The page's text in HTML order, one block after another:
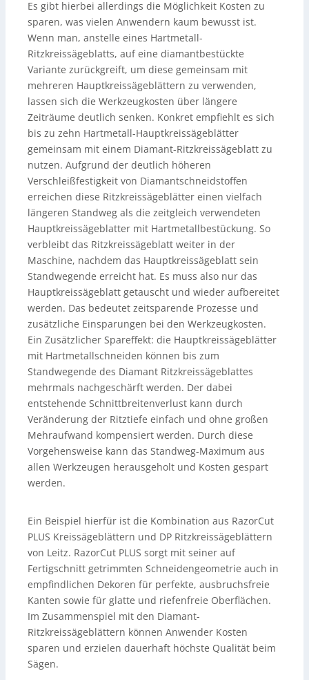
Es gibt hierbei allerdings die Möglichkeit Kosten zu
sparen, was vielen Anwendern kaum bewusst ist.
Wenn man, anstelle eines Hartmetall-
Ritzkreissägeblatts, auf eine diamantbestückte
Variante zurückgreift, um diese gemeinsam mit
mehreren Hauptkreissägeblättern zu verwenden,
lassen sich die Werkzeugkosten über längere
Zeiträume deutlich senken. Konkret empfiehlt es sich
bis zu zehn Hartmetall-Hauptkreissägeblätter
gemeinsam mit einem Diamant-Ritzkreissägeblatt zu
nutzen. Aufgrund der deutlich höheren
Verschleißfestigkeit von Diamantschneidstoffen
erreichen diese Ritzkreissägeblätter einen vielfach
längeren Standweg als die zeitgleich verwendeten
Hauptkreissägeblatter mit Hartmetallbestückung. So
verbleibt das Ritzkreissägeblatt weiter in der
Maschine, nachdem das Hauptkreissägeblatt sein
Standwegende erreicht hat. Es muss also nur das
Hauptkreissägeblatt getauscht und wieder aufbereitet
werden. Das bedeutet zeitsparende Prozesse und
zusätzliche Einsparungen bei den Werkzeugkosten.
Ein Zusätzlicher Spareffekt: die Hauptkreissägeblätter
mit Hartmetallschneiden können bis zum
Standwegende des Diamant Ritzkreissägeblattes
mehrmals nachgeschärft werden. Der dabei
entstehende Schnittbreitenverlust kann durch
Veränderung der Ritztiefe einfach und ohne großen
Mehraufwand kompensiert werden. Durch diese
Vorgehensweise kann das Standweg-Maximum aus
allen Werkzeugen herausgeholt und Kosten gespart
werden.
Ein Beispiel hierfür ist die Kombination aus RazorCut
PLUS Kreissägeblättern und DP Ritzkreissägeblättern
von Leitz. RazorCut PLUS sorgt mit seiner auf
Fertigschnitt getrimmten Schneidengeometrie auch in
empfindlichen Dekoren für perfekte, ausbruchsfreie
Kanten sowie für glatte und riefenfreie Oberflächen.
Im Zusammenspiel mit den Diamant-
Ritzkreissägeblättern können Anwender Kosten
sparen und erzielen dauerhaft höchste Qualität beim
Sägen.